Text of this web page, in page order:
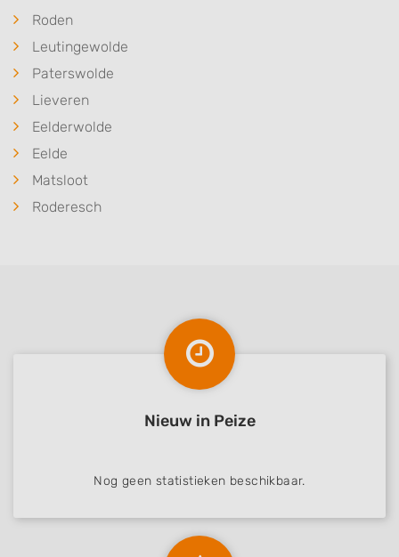
Roden
Leutingewolde
Paterswolde
Lieveren
Eelderwolde
Eelde
Matsloot
Roderesch
Nieuw in Peize
Nog geen statistieken beschikbaar.